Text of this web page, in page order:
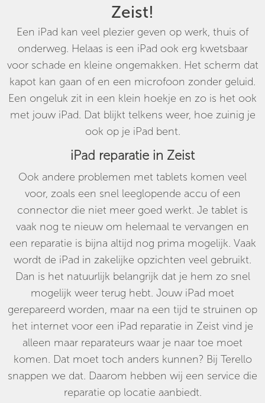
Zeist!
Een iPad kan veel plezier geven op werk, thuis of
onderweg. Helaas is een iPad ook erg kwetsbaar
voor schade en kleine ongemakken. Het scherm dat
kapot kan gaan of en een microfoon zonder geluid.
Een ongeluk zit in een klein hoekje en zo is het ook
met jouw iPad. Dat blijkt telkens weer, hoe zuinig je
ook op je iPad bent.
iPad reparatie in Zeist
Ook andere problemen met tablets komen veel
voor, zoals een snel leeglopende accu of een
connector die niet meer goed werkt. Je tablet is
vaak nog te nieuw om helemaal te vervangen en
een reparatie is bijna altijd nog prima mogelijk. Vaak
wordt de iPad in zakelijke opzichten veel gebruikt.
Dan is het natuurlijk belangrijk dat je hem zo snel
mogelijk weer terug hebt. Jouw iPad moet
gerepareerd worden, maar na een tijd te struinen op
het internet voor een iPad reparatie in Zeist vind je
alleen maar reparateurs waar je naar toe moet
komen. Dat moet toch anders kunnen? Bij Terello
snappen we dat. Daarom hebben wij een service die
reparatie op locatie aanbiedt.